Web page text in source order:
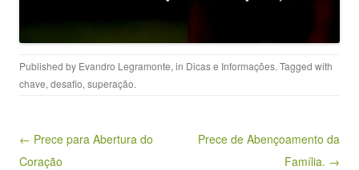
Published by Evandro Legramonte, in Dicas e Informações. Tagged with
chave, desafio, superação.
Post navigation
← Prece para Abertura do
Coração
Prece de Abençoamento da
Família. →